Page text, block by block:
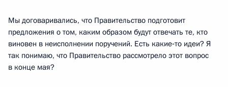
Мы договаривались, что Правительство подготовит
предложения о том, каким образом будут отвечать те, кто
виновен в неисполнении поручений. Есть какие‑то идеи? Я
так понимаю, что Правительство рассмотрело этот вопрос
в конце мая?